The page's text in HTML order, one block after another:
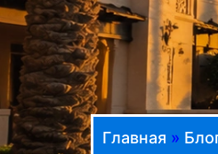
Главная »